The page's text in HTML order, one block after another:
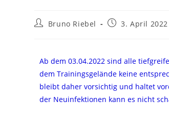
Bruno Riebel 3. April 2022
Ab dem 03.04.2022 sind alle
dem Trainingsgelände keine
bleibt daher vorsichtig und haltet
der Neuinfektionen kann es nicht